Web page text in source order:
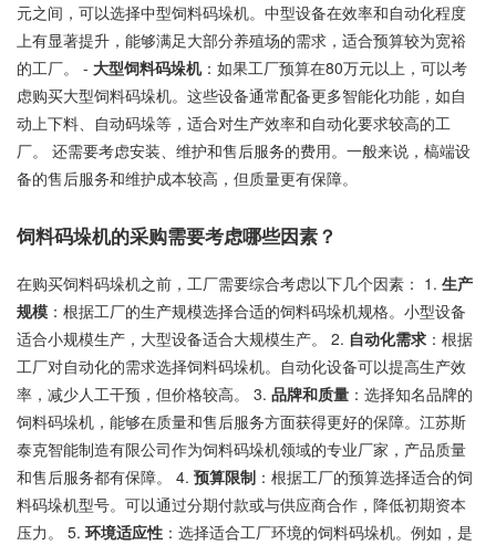
元之间，可以选择中型饲料码垛机。中型设备在效率和自动化程度
上有显著提升，能够满足大部分养殖场的需求，适合预算较为宽裕
的工厂。 - 大型饲料码垛机：如果工厂预算在80万元以上，可以考
虑购买大型饲料码垛机。这些设备通常配备更多智能化功能，如自
动上下料、自动码垛等，适合对生产效率和自动化要求较高的工
厂。 还需要考虑安装、维护和售后服务的费用。一般来说，槁端设
备的售后服务和维护成本较高，但质量更有保障。
饲料码垛机的采购需要考虑哪些因素？
在购买饲料码垛机之前，工厂需要综合考虑以下几个因素： 1. 生产
规模 ：根据工厂的生产规模选择合适的饲料码垛机规格。小型设备
适合小规模生产，大型设备适合大规模生产。 2. 自动化需求 ：根据
工厂对自动化的需求选择饲料码垛机。自动化设备可以提高生产效
率，减少人工干预，但价格较高。 3. 品牌和质量 ：选择知名品牌的
饲料码垛机，能够在质量和售后服务方面获得更好的保障。江苏斯
泰克智能制造有限公司作为饲料码垛机领域的专业厂家，产品质量
和售后服务都有保障。 4. 预算限制 ：根据工厂的预算选择适合的饲
料码垛机型号。可以通过分期付款或与供应商合作，降低初期资本
压力。 5. 环境适应性 ：选择适合工厂环境的饲料码垛机。例如，是